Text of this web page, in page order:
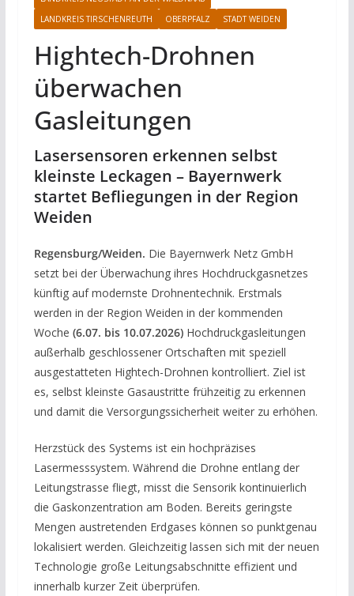
LANDKREIS TIRSCHENREUTH
OBERPFALZ STADT WEIDEN
Hightech-Drohnen
überwachen
Gasleitungen
Lasersensoren erkennen selbst
kleinste Leckagen – Bayernwerk
startet Befliegungen in der Region
Weiden
Regensburg/Weiden. Die Bayernwerk Netz GmbH
setzt bei der Überwachung ihres Hochdruckgasnetzes
künftig auf modernste Drohnentechnik. Erstmals
werden in der Region Weiden in der kommenden
Woche (6.07. bis 10.07.2026)Hochdruckgasleitungen
außerhalb geschlossener Ortschaften mit speziell
ausgestatteten Hightech-Drohnen kontrolliert. Ziel ist
es, selbst kleinste Gasaustritte frühzeitig zu erkennen
und damit die Versorgungssicherheit weiter zu erhöhen.
Herzstück des Systems ist ein hochpräzises
Lasermesssystem. Während die Drohne entlang der
Leitungstrasse fliegt, misst die Sensorik kontinuierlich
die Gaskonzentration am Boden. Bereits geringste
Mengen austretenden Erdgases können so punktgenau
lokalisiert werden. Gleichzeitig lassen sich mit der neuen
Technologie große Leitungsabschnitte effizient und
innerhalb kurzer Zeit überprüfen.